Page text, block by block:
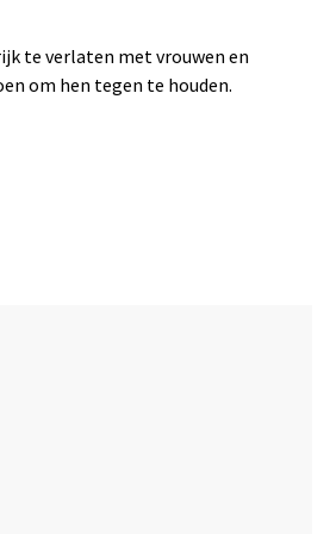
te verlaten met vrouwen en
om hen tegen te houden.